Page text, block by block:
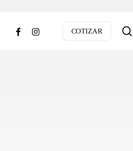
COTIZAR
facebookinstagram